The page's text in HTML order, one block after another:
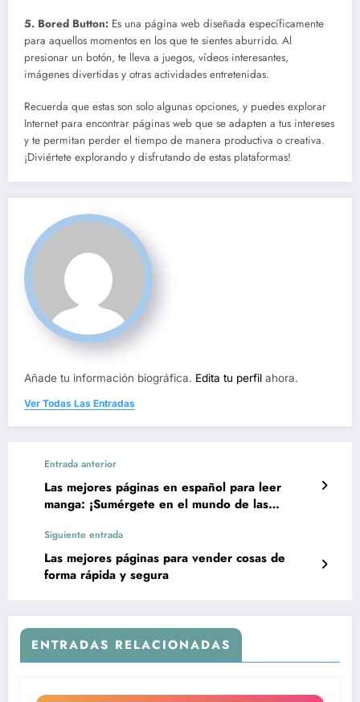
5. Bored Button: Es una página web diseñada específicamente
para aquellos momentos en los que te sientes aburrido. Al
presionar un botón, te lleva a juegos, vídeos interesantes,
imágenes divertidas y otras actividades entretenidas.
Recuerda que estas son solo algunas opciones, y puedes explorar
Internet para encontrar páginas web que se adapten a tus intereses
y te permitan perder el tiempo de manera productiva o creativa.
¡Diviértete explorando y disfrutando de estas plataformas!
Añade tu información biográfica. Edita tu perfil ahora.
Ver Todas Las Entradas
Entrada anterior
Las mejores páginas en español para leer
manga: ¡Sumérgete en el mundo de las
Siguiente entrada
Las mejores páginas para vender cosas de
forma rápida y segura
ENTRADAS RELACIONADAS